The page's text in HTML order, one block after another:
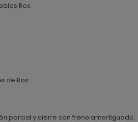
Ros.
de Ros.
parcial y cierre con freno amortiguado.